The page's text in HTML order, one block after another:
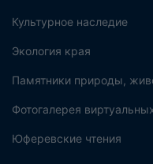
Культурное наследие
Экология края
Памятники природы,
Фотогалерея
Юферевские чтения